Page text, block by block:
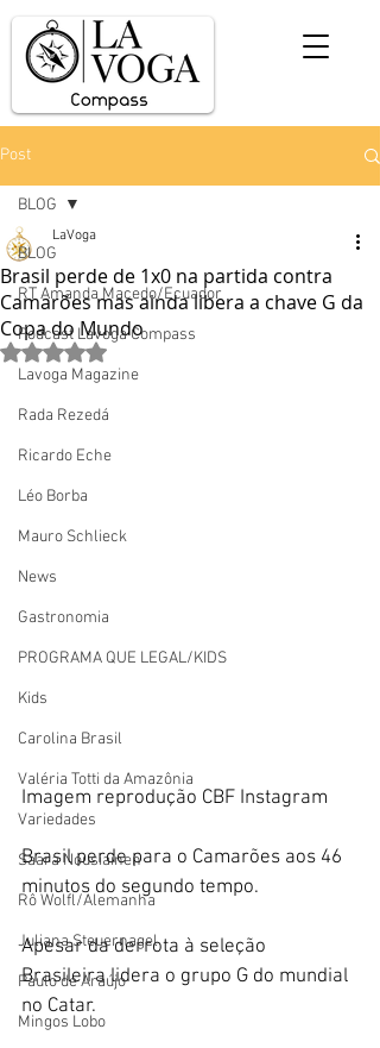
Post
BLOG
RT Amanda Macedo/Ecuador
Podcast Lavoga Compass
Lavoga Magazine
Rada Rezedá
Ricardo Eche
Léo Borba
Mauro Schlieck
News
Gastronomia
PROGRAMA QUE LEGAL/KIDS
Kids
Carolina Brasil
Valéria Totti da Amazônia
Variedades
Saara Nousiainen
Rô Wolfl/Alemanha
Juliana Steuernagel
Paulo de Araújo
Mingos Lobo
BLOG
Brasil perde de 1x0 na partida contra
Camarões mas ainda libera a chave G da
Copa do Mundo
LaVoga
Avaliado com NaN de 5 estrelas.
Imagem reprodução CBF Instagram
Brasil perde para o Camarões aos 46
minutos do segundo tempo.
Apesar da derrota à seleção
Brasileira lidera o grupo G do mundial
no Catar.